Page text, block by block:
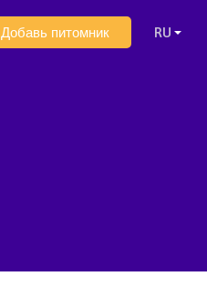
Добавь питомник